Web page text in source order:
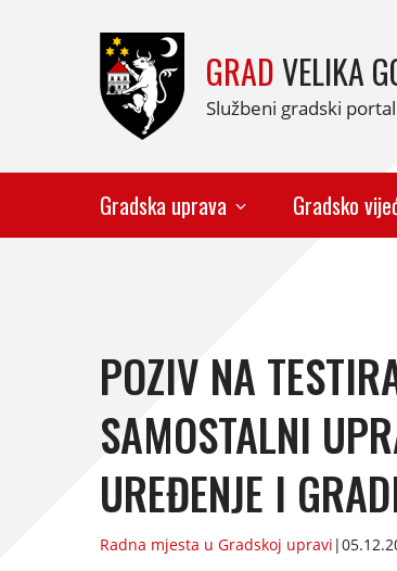
GRADVELIKA
Službeni gradski portal
Gradska uprava Gradsko
POZIV NA
SAMOSTALNI
UREĐENJE I
Radna mjesta u Gradskoj upravi |